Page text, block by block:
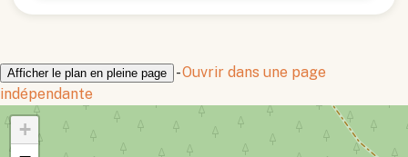
Afficher le plan en pleine page -Ouvrir dans une page
indépendante